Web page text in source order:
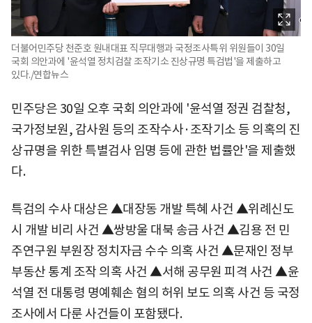
더불어민주당 천준호 원내대표 직무대행과 국정조사특위 위원들이 30일
국회 의안과에 '윤석열 정치검찰 조작기소 진상규명 특검법'을 제출하고
있다./연합뉴스
민주당은 30일 오후 국회 의안과에 '윤석열 정권 검찰청,
국가정보원, 감사원 등의 조작수사·조작기소 등 의혹의 진
상규명을 위한 특별검사 임명 등에 관한 법률안'을 제출했
다.
특검의 수사 대상은 ▲대장동 개발 특혜 사건 ▲위례신도
시 개발 비리 사건 ▲쌍방울 대북 송금 사건 ▲김용 전 민
주연구원 부원장 정치자금 수수 의혹 사건 ▲문재인 정부
부동산 통계 조작 의혹 사건 ▲서해 공무원 피격 사건 ▲윤
석열 전 대통령 명예훼손 혐의 허위 보도 의혹 사건 등 국정
조사에서 다룬 사건들이 포함됐다.